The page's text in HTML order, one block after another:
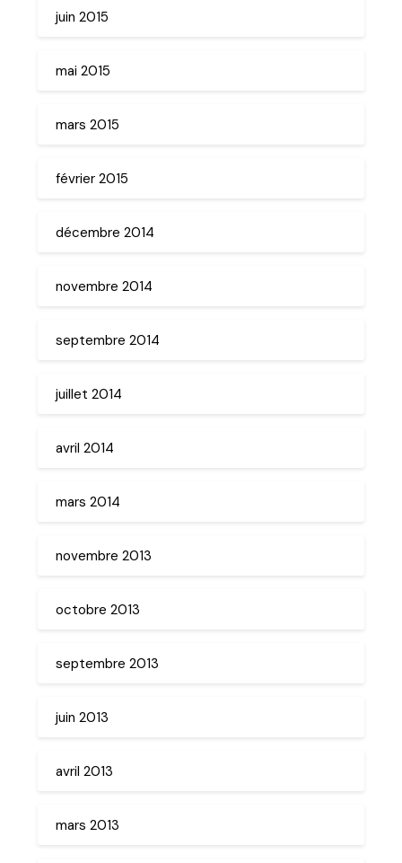
juin 2015
mai 2015
mars 2015
février 2015
décembre 2014
novembre 2014
septembre 2014
juillet 2014
avril 2014
mars 2014
novembre 2013
octobre 2013
septembre 2013
juin 2013
avril 2013
mars 2013